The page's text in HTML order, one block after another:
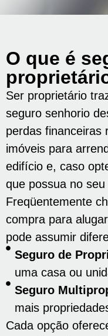
O que é
Ser proprietário
seguro senhorio
perdas financeiras
imóveis para
edifício e, caso
que possua no seu
Freqüentemente
compra para
pode assumir
Seguro de
uma casa ou
Seguro
mais
Cada opção